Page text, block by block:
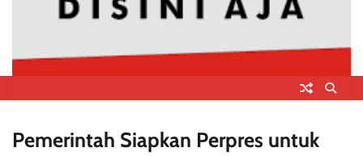
Pemerintah Siapkan Perpres untuk